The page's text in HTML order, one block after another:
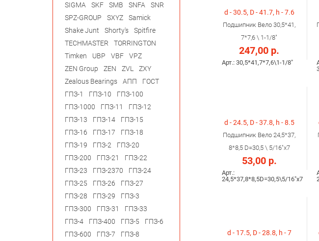
d - 30.5, D - 41.7, h - 7.6
Подшипник Вело 30,5*41,
7*7,6 \ 1-1/8"
247,00 р.
Арт.: 30,5*41,7*7,6\1-1/8"
d - 24.5, D - 37.8, h - 8.5
Подшипник Вело 24,5*37,
8*8,5 D=30,5 \ 5/16"х7
53,00 р.
Арт.:
24,5*37,8*8,5D=30,5\5/16"х7
d - 17.5, D - 28.8, h - 7
SIGMA
SKF SMB SNFA
SNR
SPZ-GROUP
SXYZ
Samick
Shake Junt
Shorty's
Spitfire
TECHMASTER
TORRINGTON
Timken
UBP VBF
VPZ
ZEN Group
ZEN ZVL
ZXY
Zealous Bearings
АПП
ГОСТ
ГПЗ-1
ГПЗ-10
ГПЗ-100
ГПЗ-1000
ГПЗ-11
ГПЗ-12
ГПЗ-13
ГПЗ-14
ГПЗ-15
ГПЗ-16
ГПЗ-17
ГПЗ-18
ГПЗ-19
ГПЗ-2
ГПЗ-20
ГПЗ-200
ГПЗ-21
ГПЗ-22
ГПЗ-23
ГПЗ-2370
ГПЗ-24
ГПЗ-25
ГПЗ-26
ГПЗ-27
ГПЗ-28
ГПЗ-29
ГПЗ-3
ГПЗ-300
ГПЗ-31
ГПЗ-33
ГПЗ-4
ГПЗ-400 ГПЗ-5
ГПЗ-6
ГПЗ-600
ГПЗ-7
ГПЗ-8